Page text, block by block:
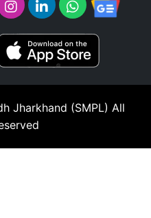
Jharkhand (SMPL) All